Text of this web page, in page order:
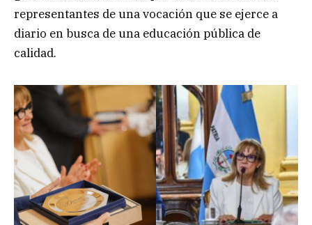
representantes de una vocación que se ejerce a
diario en busca de una educación pública de
calidad.